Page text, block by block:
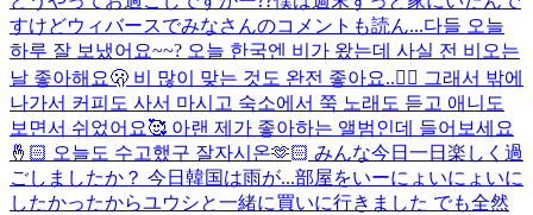
すけどウィバースでみなさんのコメントも読ん...다들 오늘
하루 잘 보냈어요~~? 오늘 한국엔 비가 왔는데 사실 전 비오는
날 좋아해요🫢 비 많이 맞는 것도 완전 좋아요..😶‍🌫️ 그래서 밖에
나가서 커피도 사서 마시고 숙소에서 쭉 노래도 듣고 애니도
보면서 쉬었어요🥰 아랜 제가 좋아하는 앨범인데 들어보세요
🤞🏻 오늘도 수고했구 잘자시온🫶🏻 みんな今日一日楽しく過
ごしましたか？ 今日韓国は雨が...部屋をいーにょいにょいに
したかったからユウシと一緒に買いに行きました でも全然